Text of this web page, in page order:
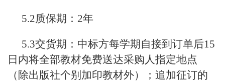
5.2质保期：2年
5.3交货期：中标方每学期自接到订单后15
日内将全部教材免费送达采购人指定地点
（除出版社个别加印教材外）；追加征订的